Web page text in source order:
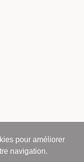
pour améliorer
navigation.